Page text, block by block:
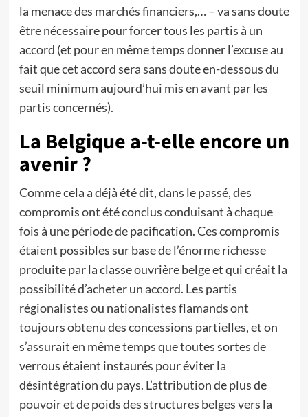
la menace des marchés financiers,… – va sans doute
être nécessaire pour forcer tous les partis à un
accord (et pour en même temps donner l’excuse au
fait que cet accord sera sans doute en-dessous du
seuil minimum aujourd’hui mis en avant par les
partis concernés).
La Belgique a-t-elle encore un
avenir ?
Comme cela a déjà été dit, dans le passé, des
compromis ont été conclus conduisant à chaque
fois à une période de pacification. Ces compromis
étaient possibles sur base de l’énorme richesse
produite par la classe ouvrière belge et qui créait la
possibilité d’acheter un accord. Les partis
régionalistes ou nationalistes flamands ont
toujours obtenu des concessions partielles, et on
s’assurait en même temps que toutes sortes de
verrous étaient instaurés pour éviter la
désintégration du pays. L’attribution de plus de
pouvoir et de poids des structures belges vers la